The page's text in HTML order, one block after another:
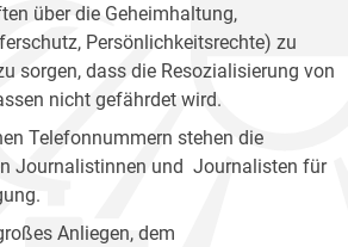
über die Geheimhaltung,
Persönlichkeitsrechte) zu
sorgen, dass die Resozialisierung von
nicht gefährdet wird.
Telefonnummern stehen die
Journalistinnen und Journalisten für
Anliegen, dem